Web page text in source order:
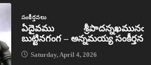
సంకీర్తనలు
ఏదైవము శ్రీపాదన్నఖమునఁ
బుట్టినగంగ – అన్నమయ్య సంకీర్తన
Saturday, April 4, 2026